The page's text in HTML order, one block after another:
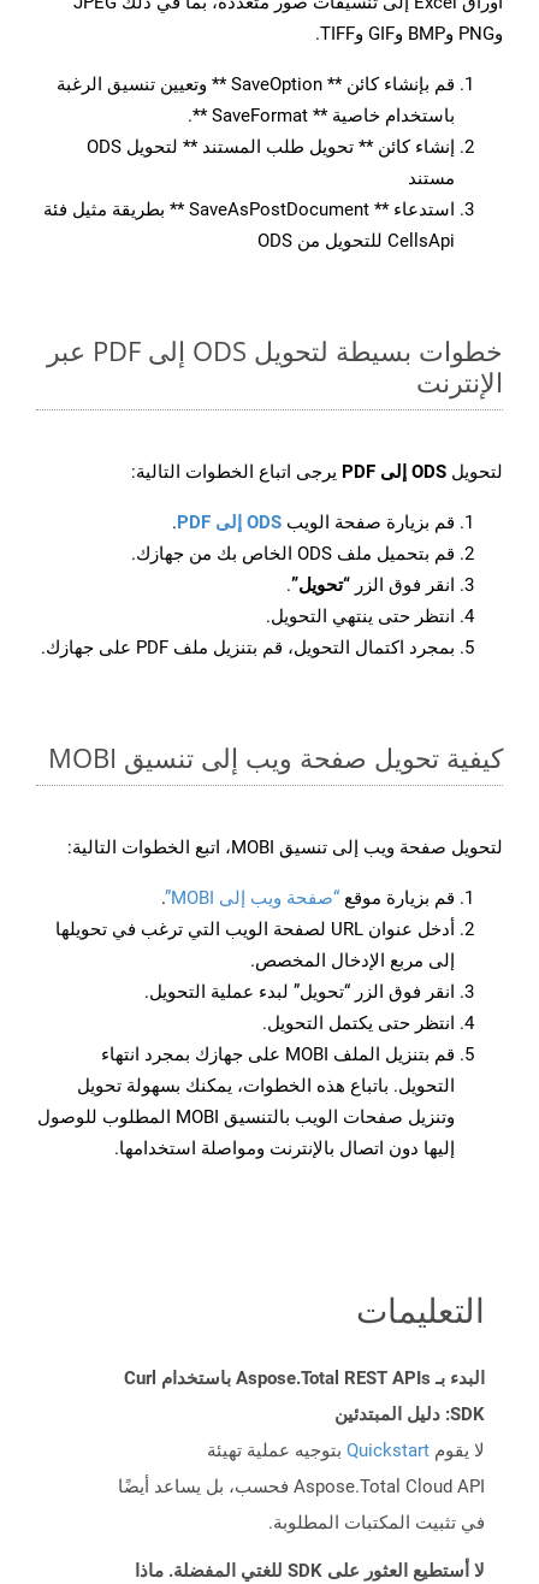
وPNG وBMP وGIF وTIFF.
قم بإنشاء كائن ** SaveOption ** وتعيين تنسيق الرغبة
باستخدام خاصية ** SaveFormat **.
إنشاء كائن ** تحويل طلب المستند ** لتحويل ODS
مستند
استدعاء ** SaveAsPostDocument ** بطريقة مثيل فئة
CellsApi للتحويل من ODS
خطوات بسيطة لتحويل ODS إلى PDF عبر
الإنترنت
لتحويل ODS إلى PDF يرجى اتباع الخطوات التالية:
قم بزيارة صفحة الويب ODS إلى PDF
.
قم بتحميل ملف ODS الخاص بك من جهازك.
انقر فوق الزر “تحويل”.
انتظر حتى ينتهي التحويل.
بمجرد اكتمال التحويل، قم بتنزيل ملف PDF على جهازك.
كيفية تحويل صفحة ويب إلى تنسيق MOBI
لتحويل صفحة ويب إلى تنسيق MOBI، اتبع الخطوات التالية:
قم بزيارة موقع “صفحة ويب إلى MOBI”
.
أدخل عنوان URL لصفحة الويب التي ترغب في تحويلها
إلى مربع الإدخال المخصص.
انقر فوق الزر “تحويل” لبدء عملية التحويل.
انتظر حتى يكتمل التحويل.
قم بتنزيل الملف MOBI على جهازك بمجرد انتهاء
التحويل. باتباع هذه الخطوات، يمكنك بسهولة تحويل
وتنزيل صفحات الويب بالتنسيق MOBI المطلوب للوصول
إليها دون اتصال بالإنترنت ومواصلة استخدامها.
التعليمات
البدء بـ Aspose.Total REST APIs باستخدام Curl
SDK: دليل المبتدئين
لا يقوم Quickstart بتوجيه عملية تهيئة
Aspose.Total Cloud API فحسب، بل يساعد أيضًا
في تثبيت المكتبات المطلوبة.
لا أستطيع العثور على SDK للغتي المفضلة. ماذا